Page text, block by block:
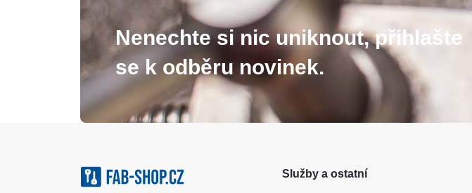
Nenechte si nic uniknout, přihlašte
se k odběru novinek.
Služby a ostatní